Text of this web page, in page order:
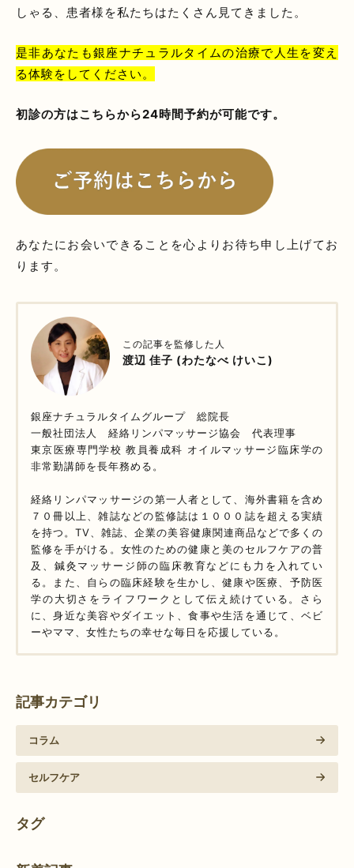
しゃる、患者様を私たちはたくさん見てきました。
是非あなたも銀座ナチュラルタイムの治療で人生を変え
る体験をしてください。
初診の方はこちらから24時間予約が可能です。
あなたにお会いできることを心よりお待ち申し上げてお
ります。
この記事を監修した人
渡辺 佳子 (わたなべ けいこ)
銀座ナチュラルタイムグループ 総院長
一般社団法人 経絡リンパマッサージ協会 代表理事
東京医療専門学校 教員養成科 オイルマッサージ臨床学の
非常勤講師を長年務める。
経絡リンパマッサージの第一人者として、海外書籍を含め
７０冊以上、雑誌などの監修誌は１０００誌を超える実績
を持つ。TV、雑誌、企業の美容健康関連商品などで多くの
監修を手がける。女性のための健康と美のセルフケアの普
及、鍼灸マッサージ師の臨床教育などにも力を入れてい
る。また、自らの臨床経験を生かし、健康や医療、予防医
学の大切さをライフワークとして伝え続けている。さら
に、身近な美容やダイエット、食事や生活を通じて、ベビ
ーやママ、女性たちの幸せな毎日を応援している。
記事カテゴリ
コラム
セルフケア
タグ